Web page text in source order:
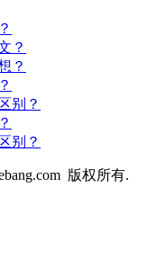
？
？
别？
别？
版权所有.